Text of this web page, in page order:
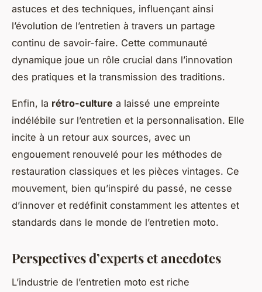
astuces et des techniques, influençant ainsi
l’évolution de l’entretien à travers un partage
continu de savoir-faire. Cette communauté
dynamique joue un rôle crucial dans l’innovation
des pratiques et la transmission des traditions.
Enfin, la rétro-culture a laissé une empreinte
indélébile sur l’entretien et la personnalisation. Elle
incite à un retour aux sources, avec un
engouement renouvelé pour les méthodes de
restauration classiques et les pièces vintages. Ce
mouvement, bien qu’inspiré du passé, ne cesse
d’innover et redéfinit constamment les attentes et
standards dans le monde de l’entretien moto.
Perspectives d’experts et anecdotes
L’industrie de l’entretien moto est riche